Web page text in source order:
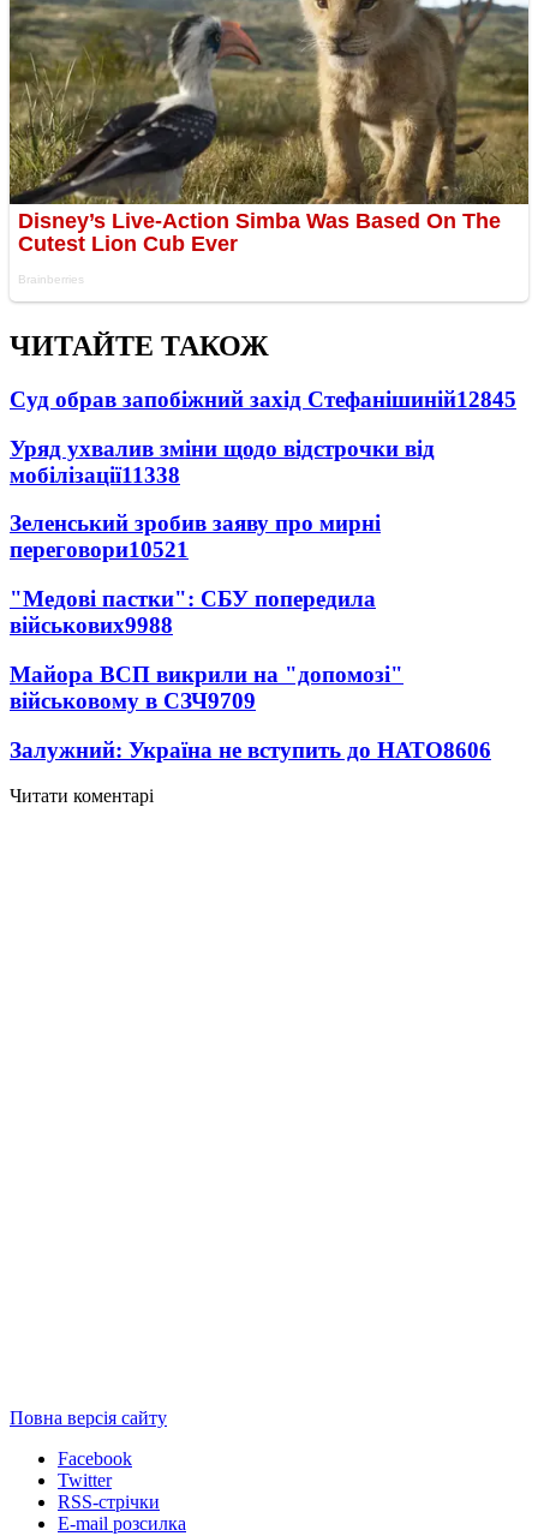
ЧИТАЙТЕ ТАКОЖ
Суд обрав запобіжний захід Стефанішиній12845
Уряд ухвалив зміни щодо відстрочки від
мобілізації11338
Зеленський зробив заяву про мирні
переговори10521
"Медові пастки": СБУ попередила
військових9988
Майора ВСП викрили на "допомозі"
військовому в СЗЧ9709
Залужний: Україна не вступить до НАТО8606
Читати коментарі
Повна версія сайту
Facebook
Twitter
RSS-стрічки
E-mail розсилка